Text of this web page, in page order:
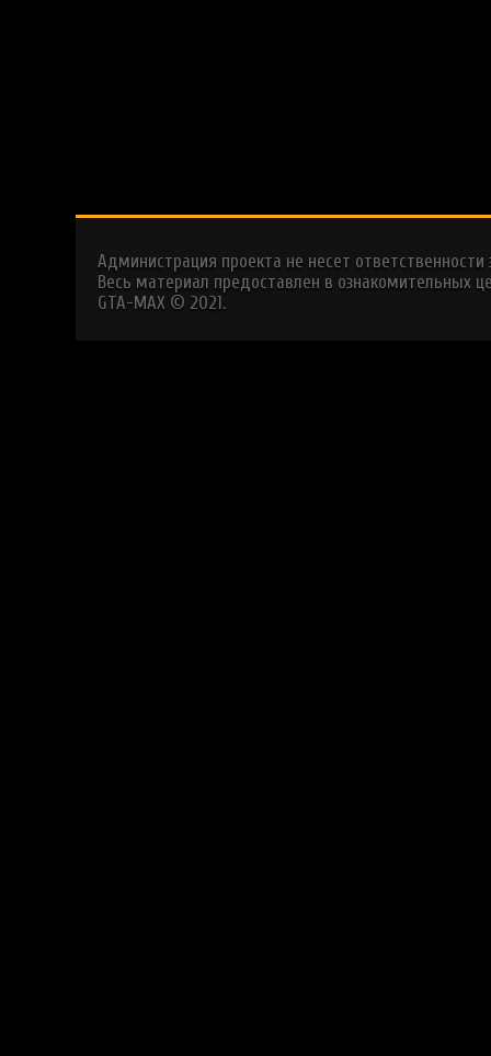
Администрация проекта не несет
Весь материал предоставлен в ознакомительных
GTA-MAX © 2021.